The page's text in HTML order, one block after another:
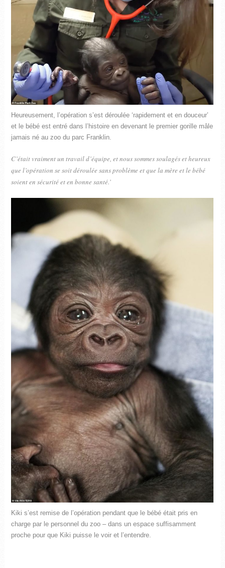
Heureusement, l’opération s’est déroulée ‘rapidement et en douceur’
et le bébé est entré dans l’histoire en devenant le premier gorille mâle
jamais né au zoo du parc Franklin.
C’était vraiment un travail d’équipe, et nous sommes soulagés et heureux
que l’opération se soit déroulée sans problème et que la mère et le bébé
soient en sécurité et en bonne santé.’
Kiki s’est remise de l’opération pendant que le bébé était pris en
charge par le personnel du zoo – dans un espace suffisamment
proche pour que Kiki puisse le voir et l’entendre.